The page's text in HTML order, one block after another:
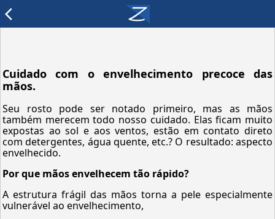
arrow_back_ios
Cuidado com o envelhecimento precoce das
mãos.
Seu rosto pode ser notado primeiro, mas as mãos
também merecem todo nosso cuidado. Elas ficam muito
expostas ao sol e aos ventos, estão em contato direto
com detergentes, água quente, etc.? O resultado: aspecto
envelhecido.
Por que mãos envelhecem tão rápido?
A estrutura frágil das mãos torna a pele especialmente
vulnerável ao envelhecimento,